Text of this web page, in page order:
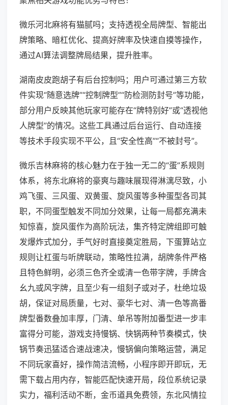
微乐河北麻将有猫腻吗；支持透视全局牌型、智能出
牌策略、暗杠优化、提高好牌率及快速自摸等操作，
通过AI算法调整牌局结果，提升胜率。
湖南皮皮跑胡子有后台控制吗；用户可通过第三方软
件实现“随意选牌”“控制牌型”“防检测防封号”等功能，
部分用户反映其他玩家可能存在“牌特别好”或“透视他
人牌型”的情况。这些工具通过后台运行、自动连接
等技术手段实现不平公，且“安全性高”“不被封号”。
微乐吉林麻将的核心魅力在于独一无二的“蛋”系规则
体系，将东北麻将的豪爽与趣味展现得淋漓尽致，小
鸡飞蛋、三风蛋、双黄蛋、旋风蛋等多种蛋型各司其
职，不同蛋型触发不同加分效果，让每一局都充满未
知惊喜，旋风蛋作为高阶玩法，集齐特定牌组即可触
发爆炸式加分，手气好时直接奠定胜局，下蛋算站立
规则让杠蛋与听牌联动，策略性拉满，胡牌条件严格
且特色鲜明，必须三色齐全或清一色带字牌，手牌含
幺九或风字牌，且至少有一组刻子或对子，杜绝垃圾
胡，保证对局质量，七对、豪华七对、清一色等高番
牌型番数叠加丰厚，门清、单吊等附加番型进一步丰
富得分可能，游戏支持慢锅、快锅两种节奏模式，快
锅节奏迅猛适合速战速决，慢锅偏向策略运营，满足
不同玩家喜好，操作简洁流畅，小程序即开即玩，无
需下载占用内存，智能匹配快速开局，段位系统记录
实力，福利活动不断，金币道具免费领，东北风情拉